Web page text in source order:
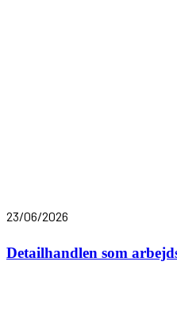
23/06/2026
Detailhandlen som